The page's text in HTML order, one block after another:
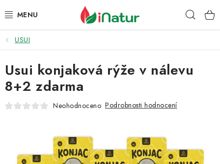
na
POTRAVINY
OŘECHY A SUŠENÉ PLODY
SNACKY
EKO DROGERIE A KOSMETIKA
USUI
Usui konjaková rýže v nálevu
8+2 zdarma
Neohodnoceno Podrobnosti hodnocení